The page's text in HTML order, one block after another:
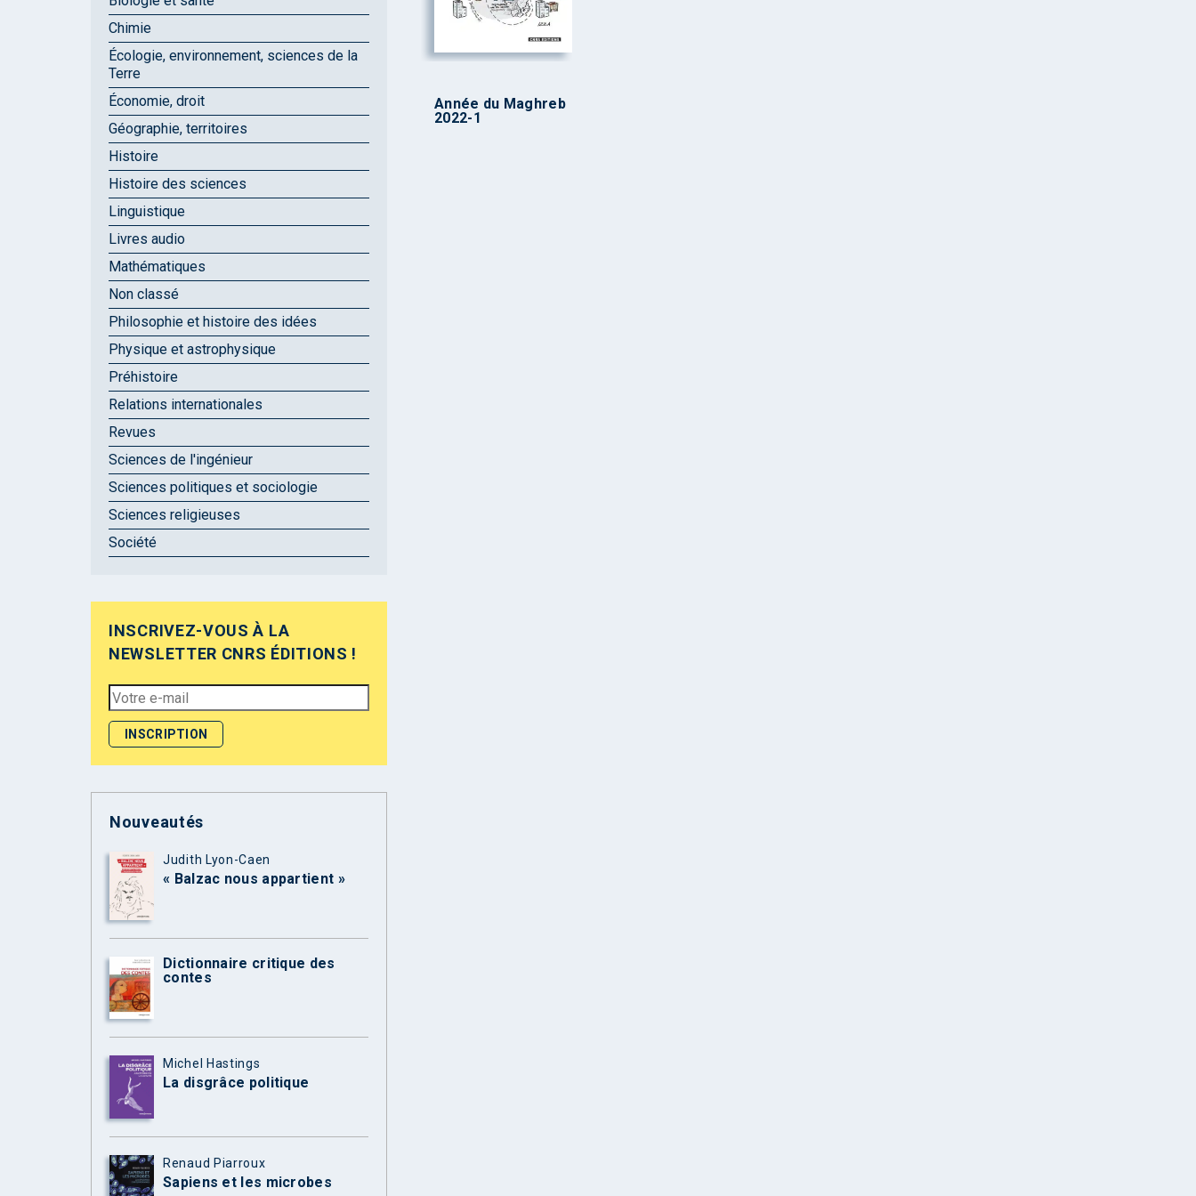
Année du Maghreb
2022-1
Chimie
Écologie, environnement, sciences de la
Terre
Économie, droit
Géographie, territoires
Histoire
Histoire des sciences
Linguistique
Livres audio
Mathématiques
Non classé
Philosophie et histoire des idées
Physique et astrophysique
Préhistoire
Relations internationales
Revues
Sciences de l'ingénieur
Sciences politiques et sociologie
Sciences religieuses
Société
INSCRIVEZ-VOUS À LA
NEWSLETTER CNRS ÉDITIONS !
Nouveautés
Judith Lyon-Caen
« Balzac nous appartient »
Dictionnaire critique des
contes
Michel Hastings
La disgrâce politique
Renaud Piarroux
Sapiens et les microbes